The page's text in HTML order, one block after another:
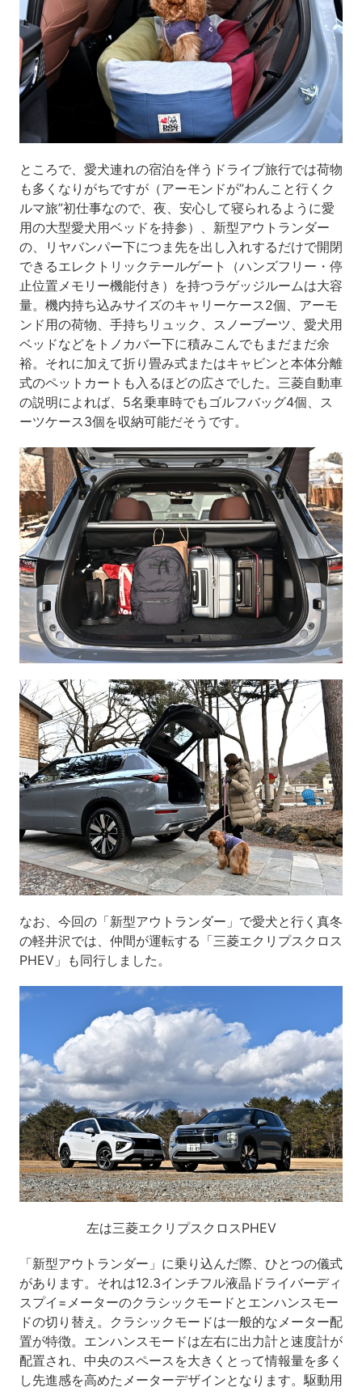
ところで、愛犬連れの宿泊を伴うドライブ旅行では荷物
も多くなりがちですが（アーモンドが”わんこと行くク
ルマ旅”初仕事なので、夜、安心して寝られるように愛
用の大型愛犬用ベッドを持参）、新型アウトランダー
の、リヤバンパー下につま先を出し入れするだけで開閉
できるエレクトリックテールゲート（ハンズフリー・停
止位置メモリー機能付き）を持つラゲッジルームは大容
量。機内持ち込みサイズのキャリーケース2個、アーモ
ンド用の荷物、手持ちリュック、スノーブーツ、愛犬用
ベッドなどをトノカバー下に積みこんでもまだまだ余
裕。それに加えて折り畳み式またはキャビンと本体分離
式のペットカートも入るほどの広さでした。三菱自動車
の説明によれば、5名乗車時でもゴルフバッグ4個、ス
ーツケース3個を収納可能だそうです。
なお、今回の「新型アウトランダー」で愛犬と行く真冬
の軽井沢では、仲間が運転する「三菱エクリプスクロス
PHEV」も同行しました。
左は三菱エクリプスクロスPHEV
「新型アウトランダー」に乗り込んだ際、ひとつの儀式
があります。それは12.3インチフル液晶ドライバーディ
スプイ=メーターのクラシックモードとエンハンスモー
ドの切り替え。クラシックモードは一般的なメーター配
置が特徴。エンハンスモードは左右に出力計と速度計が
配置され、中央のスペースを大きくとって情報量を多く
し先進感を高めたメーターデザインとなります。駆動用